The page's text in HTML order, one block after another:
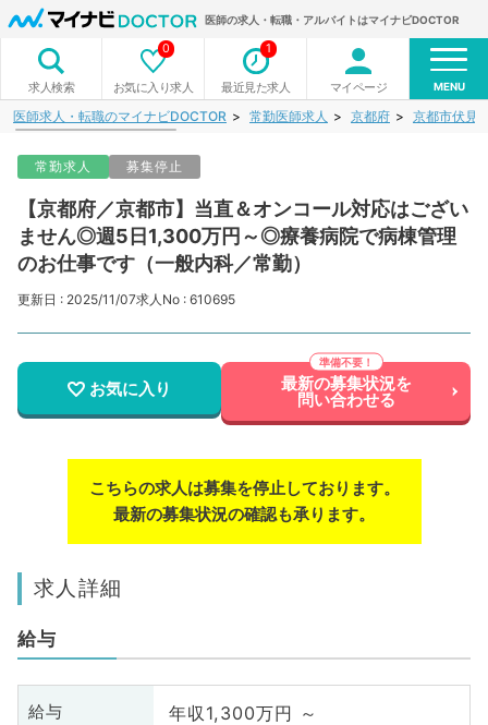
医師の求人・転職・アルバイトはマイナビDOCTOR
求人検索 お気に入り求人
0
最近見た求人
1
マイページ MENU
医師求人・転職のマイナビDOCTOR 常勤医師求人 京都府 京都市伏見
常勤求人 募集停止
【京都府／京都市】当直＆オンコール対応はござい
ません◎週5日1,300万円～◎療養病院で病棟管理
のお仕事です（一般内科／常勤）
更新日 : 2025/11/07求人No : 610695
お気に入り 最新の募集状況を
問い合わせる
こちらの求人は募集を停止しております。
最新の募集状況の確認も承ります。
求人詳細
給与
給与 年収1,300万円 ～